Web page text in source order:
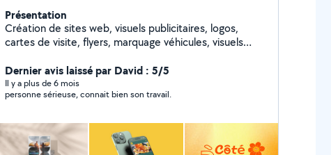
Présentation
Création de sites web, visuels publicitaires, logos,
cartes de visite, flyers, marquage véhicules, visuels
Dernier avis laissé par David : 5/5
Il y a plus de 6 mois
personne sérieuse, connait bien son travail.